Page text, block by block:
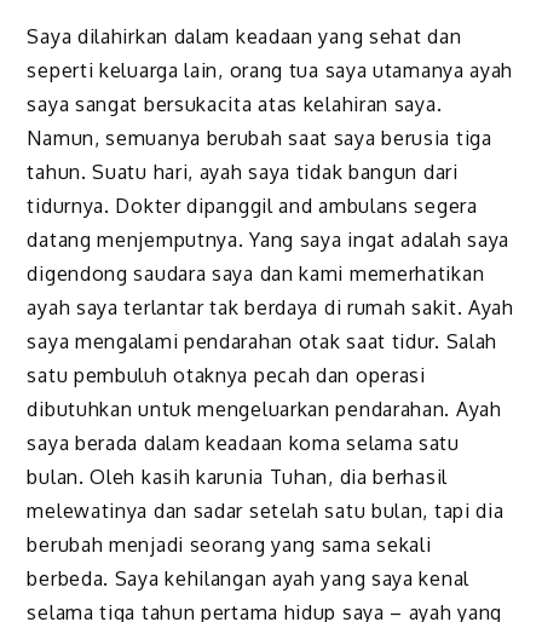
Saya dilahirkan dalam keadaan yang sehat dan
seperti keluarga lain, orang tua saya utamanya ayah
saya sangat bersukacita atas kelahiran saya.
Namun, semuanya berubah saat saya berusia tiga
tahun. Suatu hari, ayah saya tidak bangun dari
tidurnya. Dokter dipanggil and ambulans segera
datang menjemputnya. Yang saya ingat adalah saya
digendong saudara saya dan kami memerhatikan
ayah saya terlantar tak berdaya di rumah sakit. Ayah
saya mengalami pendarahan otak saat tidur. Salah
satu pembuluh otaknya pecah dan operasi
dibutuhkan untuk mengeluarkan pendarahan. Ayah
saya berada dalam keadaan koma selama satu
bulan. Oleh kasih karunia Tuhan, dia berhasil
melewatinya dan sadar setelah satu bulan, tapi dia
berubah menjadi seorang yang sama sekali
berbeda. Saya kehilangan ayah yang saya kenal
selama tiga tahun pertama hidup saya – ayah yang